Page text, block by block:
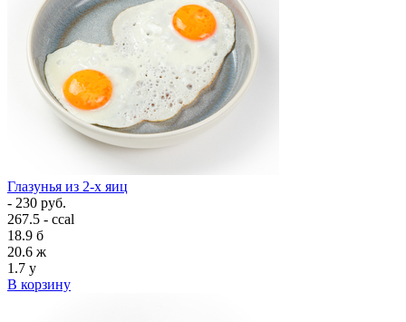
Глазунья из 2-х яиц
- 230 руб.
267.5 - ccal
18.9 б
20.6 ж
1.7 у
В корзину